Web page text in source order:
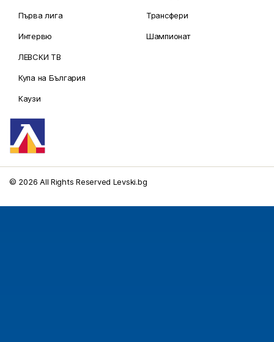
Първа лига
Интервю
ЛЕВСКИ ТВ
Купа на България
Каузи
Трансфери
Шампионат
© 2026 All Rights Reserved Levski.bg